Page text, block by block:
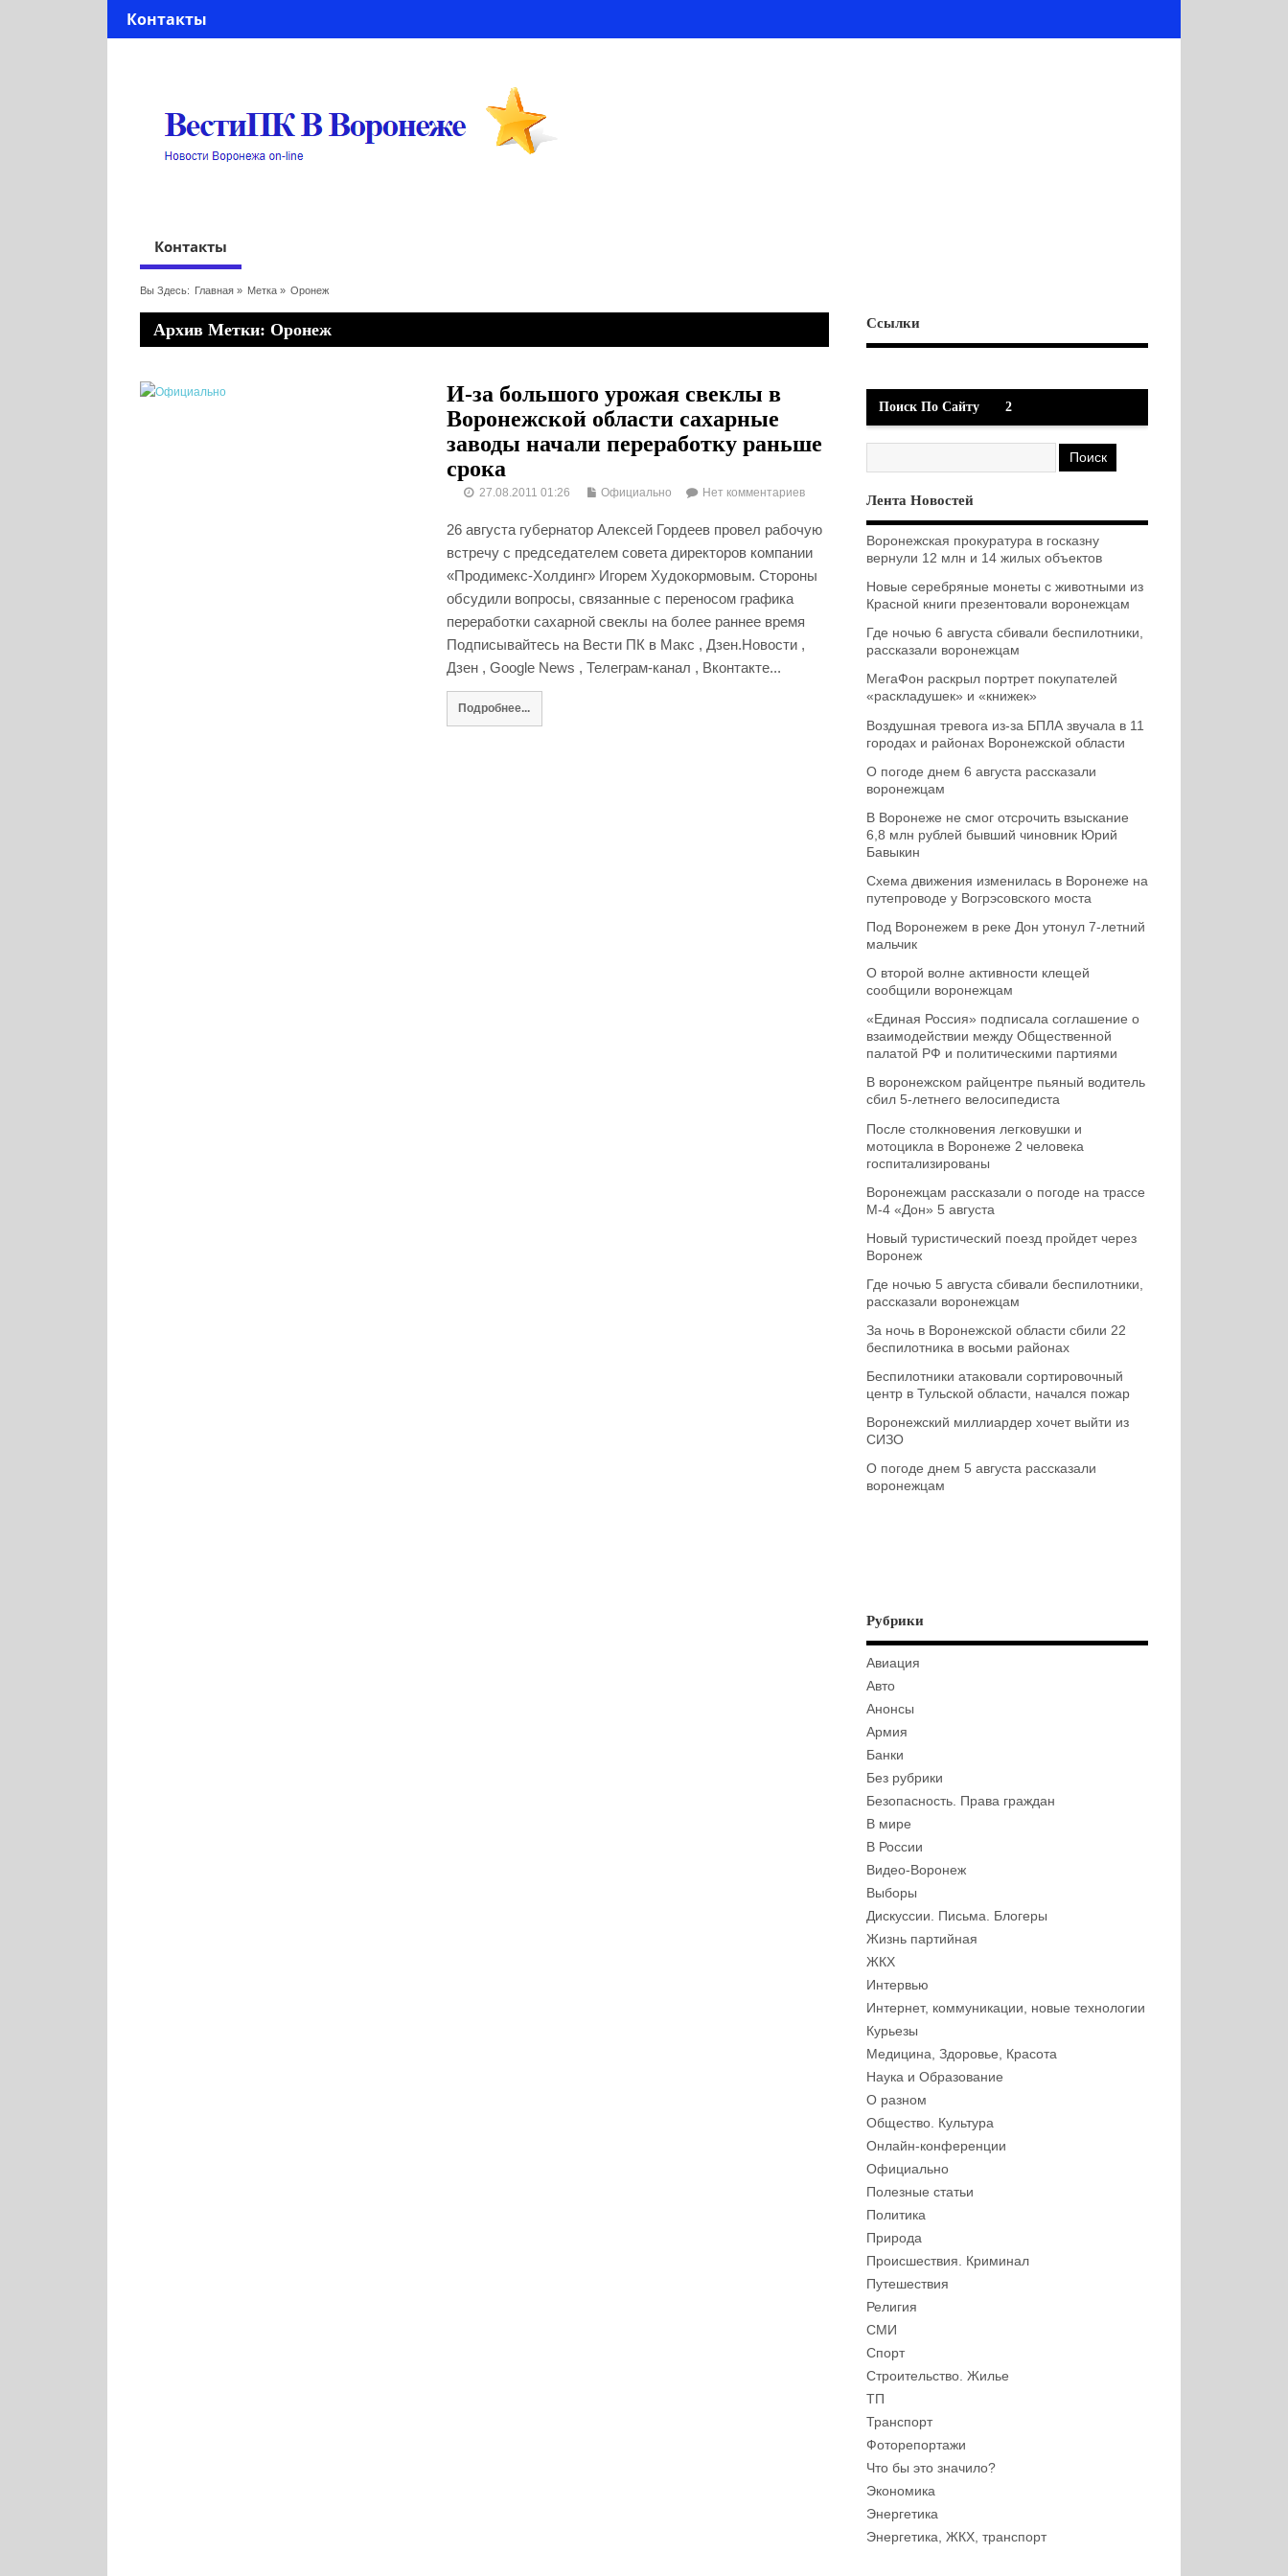
Контакты
Контакты
Вы Здесь: Главная» Метка » Оронеж
Архив Метки: Оронеж
И-за большого урожая свеклы в
Воронежской области сахарные
заводы начали переработку раньше
срока
27.08.2011 01:26 Официально Нет комментариев
26 августа губернатор Алексей Гордеев провел рабочую
встречу с председателем совета директоров компании
«Продимекс-Холдинг» Игорем Худокормовым. Стороны
обсудили вопросы, связанные с переносом графика
переработки сахарной свеклы на более раннее время
Подписывайтесь на Вести ПК в Макс , Дзен.Новости ,
Дзен , Google News , Телеграм-канал , Вконтакте...
Подробнее...
Ссылки
Поиск По Сайту 2
Лента Новостей
Воронежская прокуратура в госказну
вернули 12 млн и 14 жилых объектов
Новые серебряные монеты с животными из
Красной книги презентовали воронежцам
Где ночью 6 августа сбивали беспилотники,
рассказали воронежцам
МегаФон раскрыл портрет покупателей
«раскладушек» и «книжек»
Воздушная тревога из-за БПЛА звучала в 11
городах и районах Воронежской области
О погоде днем 6 августа рассказали
воронежцам
В Воронеже не смог отсрочить взыскание
6,8 млн рублей бывший чиновник Юрий
Бавыкин
Схема движения изменилась в Воронеже на
путепроводе у Вогрэсовского моста
Под Воронежем в реке Дон утонул 7-летний
мальчик
О второй волне активности клещей
сообщили воронежцам
«Единая Россия» подписала соглашение о
взаимодействии между Общественной
палатой РФ и политическими партиями
В воронежском райцентре пьяный водитель
сбил 5-летнего велосипедиста
После столкновения легковушки и
мотоцикла в Воронеже 2 человека
госпитализированы
Воронежцам рассказали о погоде на трассе
М-4 «Дон» 5 августа
Новый туристический поезд пройдет через
Воронеж
Где ночью 5 августа сбивали беспилотники,
рассказали воронежцам
За ночь в Воронежской области сбили 22
беспилотника в восьми районах
Беспилотники атаковали сортировочный
центр в Тульской области, начался пожар
Воронежский миллиардер хочет выйти из
СИЗО
О погоде днем 5 августа рассказали
воронежцам
Рубрики
Авиация
Авто
Анонсы
Армия
Банки
Без рубрики
Безопасность. Права граждан
В мире
В России
Видео-Воронеж
Выборы
Дискуссии. Письма. Блогеры
Жизнь партийная
ЖКХ
Интервью
Интернет, коммуникации, новые технологии
Курьезы
Медицина, Здоровье, Красота
Наука и Образование
О разном
Общество. Культура
Онлайн-конференции
Официально
Полезные статьи
Политика
Природа
Происшествия. Криминал
Путешествия
Религия
СМИ
Спорт
Строительство. Жилье
ТП
Транспорт
Фоторепортажи
Что бы это значило?
Экономика
Энергетика
Энергетика, ЖКХ, транспорт